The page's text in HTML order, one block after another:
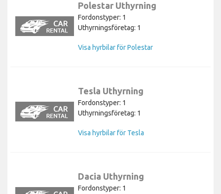
Polestar Uthyrning
Fordonstyper: 1
Uthyrningsföretag: 1
Visa hyrbilar för Polestar
Tesla Uthyrning
Fordonstyper: 1
Uthyrningsföretag: 1
Visa hyrbilar för Tesla
Dacia Uthyrning
Fordonstyper: 1